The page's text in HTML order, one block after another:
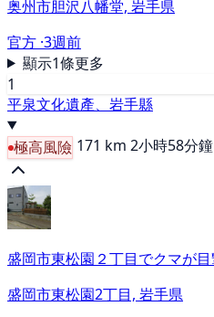
奥州市胆沢八幡堂, 岩手県
官方 ·3週前
顯示1條更多
1
平泉文化遺產、岩手縣
極高風險 171 km 2小時58分鐘
盛岡市東松園２丁目でクマが目
盛岡市東松園2丁目, 岩手県